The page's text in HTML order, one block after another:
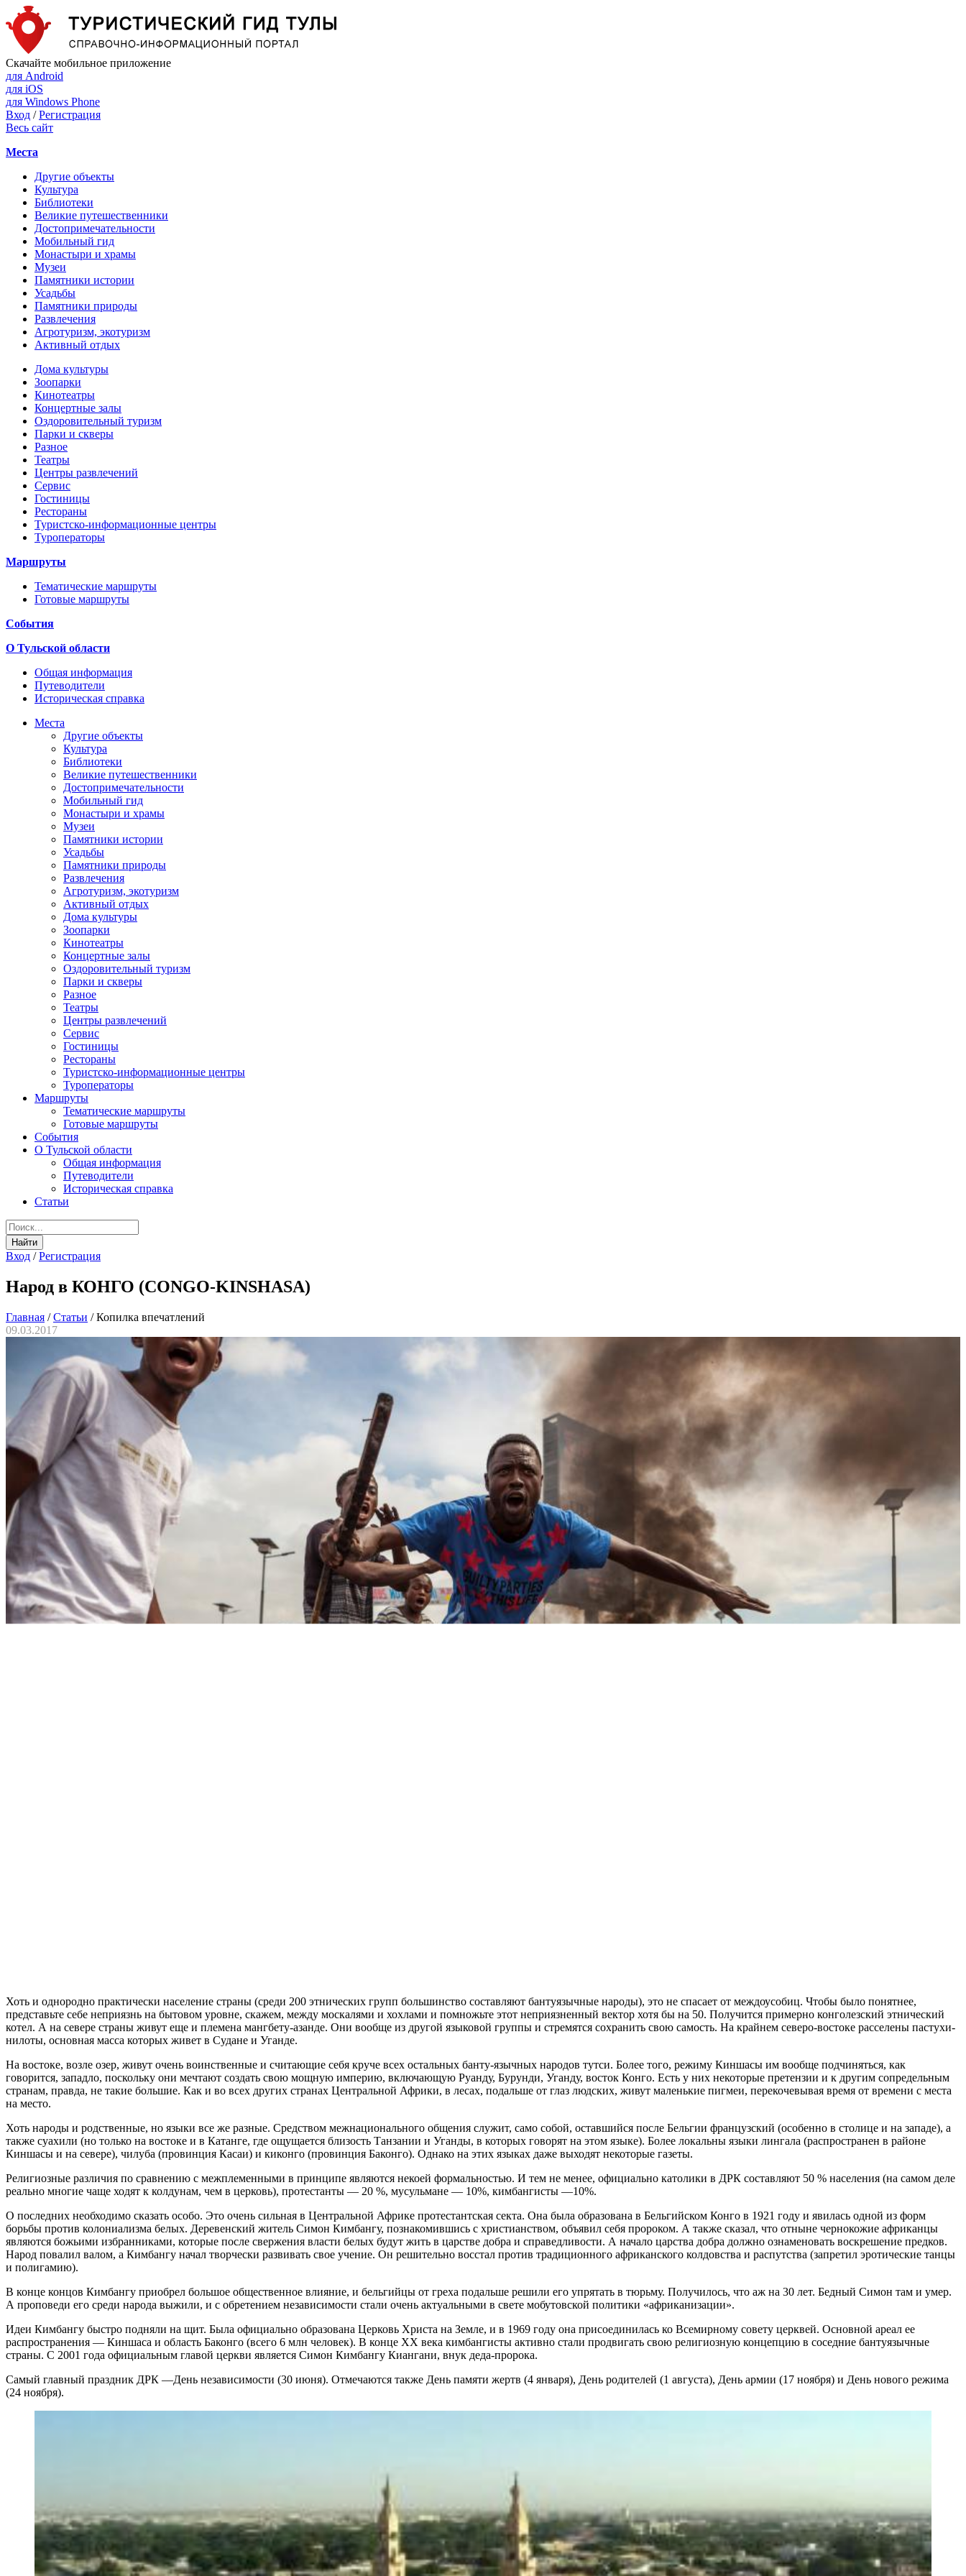
Скачайте мобильное приложение
для Android
для iOS
для Windows Phone
Вход /Регистрация
Весь сайт
Места
Другие объекты
Культура
Библиотеки
Великие путешественники
Достопримечательности
Мобильный гид
Монастыри и храмы
Музеи
Памятники истории
Усадьбы
Памятники природы
Развлечения
Агротуризм, экотуризм
Активный отдых
Дома культуры
Зоопарки
Кинотеатры
Концертные залы
Оздоровительный туризм
Парки и скверы
Разное
Театры
Центры развлечений
Сервис
Гостиницы
Рестораны
Туристско-информационные центры
Туроператоры
Маршруты
Тематические маршруты
Готовые маршруты
События
О Тульской области
Общая информация
Путеводители
Историческая справка
Места
Другие объекты
Культура
Библиотеки
Великие путешественники
Достопримечательности
Мобильный гид
Монастыри и храмы
Музеи
Памятники истории
Усадьбы
Памятники природы
Развлечения
Агротуризм, экотуризм
Активный отдых
Дома культуры
Зоопарки
Кинотеатры
Концертные залы
Оздоровительный туризм
Парки и скверы
Разное
Театры
Центры развлечений
Сервис
Гостиницы
Рестораны
Туристско-информационные центры
Туроператоры
Маршруты
Тематические маршруты
Готовые маршруты
События
О Тульской области
Общая информация
Путеводители
Историческая справка
Статьи
Вход /Регистрация
Народ в КОНГО (CONGO-KINSHASA)
Главная /Статьи /Копилка впечатлений
09.03.2017
Хоть и однородно практически население страны (среди 200 этнических групп большинство составляют бантуязычные народы), это не спасает от междоусобиц. Чтобы было понятнее,
представьте себе неприязнь на бытовом уровне, скажем, между москалями и хохлами и помножьте этот неприязненный вектор хотя бы на 50. Получится примерно конголезский этнический
котел. А на севере страны живут еще и племена мангбету-азанде. Они вообще из другой языковой группы и стремятся сохранить свою самость. На крайнем северо-востоке расселены пастухи-
нилоты, основная масса которых живет в Судане и Уганде.
На востоке, возле озер, живут очень воинственные и считающие себя круче всех остальных банту-язычных народов тутси. Более того, режиму Киншасы им вообще подчиняться, как
говорится, западло, поскольку они мечтают создать свою мощную империю, включающую Руанду, Бурунди, Уганду, восток Конго. Есть у них некоторые претензии и к другим сопредельным
странам, правда, не такие большие. Как и во всех других странах Центральной Африки, в лесах, подальше от глаз людских, живут маленькие пигмеи, перекочевывая время от времени с места
на место.
Хоть народы и родственные, но языки все же разные. Средством межнационального общения служит, само собой, оставшийся после Бельгии французский (особенно в столице и на западе), а
также суахили (но только на востоке и в Катанге, где ощущается близость Танзании и Уганды, в которых говорят на этом языке). Более локальны языки лингала (распространен в районе
Киншасы и на севере), чилуба (провинция Касаи) и киконго (провинция Баконго). Однако на этих языках даже выходят некоторые газеты.
Религиозные различия по сравнению с межплеменными в принципе являются некоей формальностью. И тем не менее, официально католики в ДРК составляют 50 % населения (на самом деле
реально многие чаще ходят к колдунам, чем в церковь), протестанты — 20 %, мусульмане — 10%, кимбангисты —10%.
О последних необходимо сказать особо. Это очень сильная в Центральной Африке протестантская секта. Она была образована в Бельгийском Конго в 1921 году и явилась одной из форм
борьбы против колониализма белых. Деревенский житель Симон Кимбангу, познакомившись с христианством, объявил себя пророком. А также сказал, что отныне чернокожие африканцы
являются божьими избранниками, которые после свержения власти белых будут жить в царстве добра и справедливости. А начало царства добра должно ознаменовать воскрешение предков.
Народ повалил валом, а Кимбангу начал творчески развивать свое учение. Он решительно восстал против традиционного африканского колдовства и распутства (запретил эротические танцы
и полигамию).
В конце концов Кимбангу приобрел большое общественное влияние, и бельгийцы от греха подальше решили его упрятать в тюрьму. Получилось, что аж на 30 лет. Бедный Симон там и умер.
А проповеди его среди народа выжили, и с обретением независимости стали очень актуальными в свете мобутовской политики «африканизации».
Идеи Кимбангу быстро подняли на щит. Была официально образована Церковь Христа на Земле, и в 1969 году она присоединилась ко Всемирному совету церквей. Основной ареал ее
распространения — Киншаса и область Баконго (всего 6 млн человек). В конце XX века кимбангисты активно стали продвигать свою религиозную концепцию в соседние бантуязычные
страны. С 2001 года официальным главой церкви является Симон Кимбангу Киангани, внук деда-пророка.
Самый главный праздник ДРК —День независимости (30 июня). Отмечаются также День памяти жертв (4 января), День родителей (1 августа), День армии (17 ноября) и День нового режима
(24 ноября).